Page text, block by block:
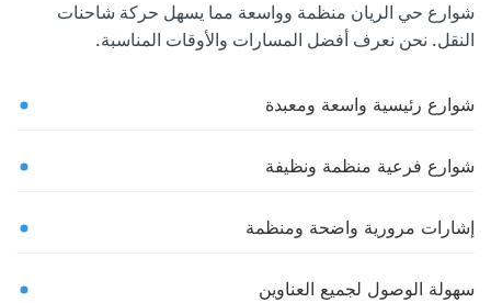
شوارع حي الريان منظمة وواسعة مما يسهل حركة شاحنات
النقل. نحن نعرف أفضل المسارات والأوقات المناسبة.
شوارع رئيسية واسعة ومعبدة
شوارع فرعية منظمة ونظيفة
إشارات مرورية واضحة ومنظمة
سهولة الوصول لجميع العناوين